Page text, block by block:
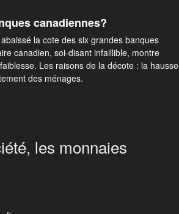
canadiennes?
abaissé la cote des six grandes banques
canadien, soi-disant infaillible, montre
Les raisons de la décote : la hausse
des ménages.
les monnaies